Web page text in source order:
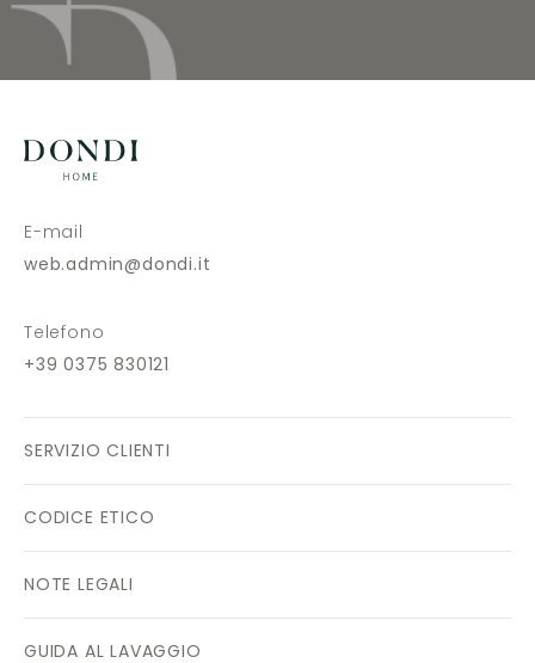
E-mail
web.admin@dondi.it
Telefono
+39 0375 830121
SERVIZIO CLIENTI
CODICE ETICO
NOTE LEGALI
GUIDA AL LAVAGGIO